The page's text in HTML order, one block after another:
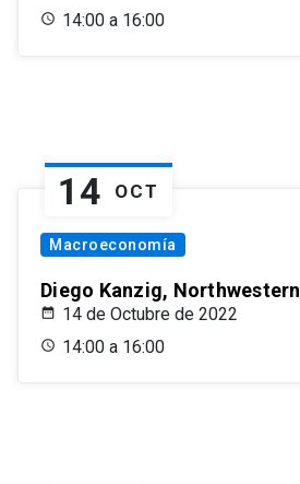
14:00 a 16:00
14 OCT
Macroeconomía
Diego Kanzig, Northwestern
14 de Octubre de 2022
14:00 a 16:00